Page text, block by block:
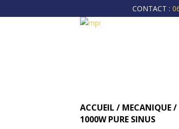
CONTACT :
ACCUEIL / MECANIQUE/
1000W PURE SINUS